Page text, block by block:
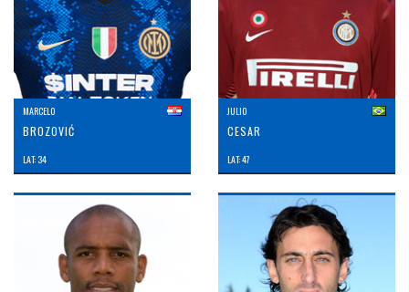
MARCELO
BROZOVIĆ
LAT: 34
JULIO
CESAR
LAT: 47